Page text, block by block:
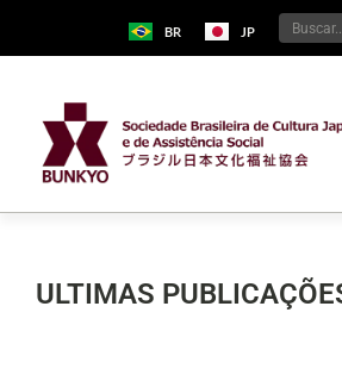
BR JP
ULTIMAS